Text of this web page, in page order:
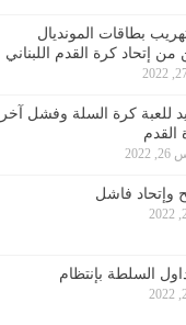
بطاقات المونديال
من إتحاد كرة القدم اللبناني
للعبة كرة السلة وفشل آخر
القدم
وإتحاد فاشل
السلطة بإنتظام